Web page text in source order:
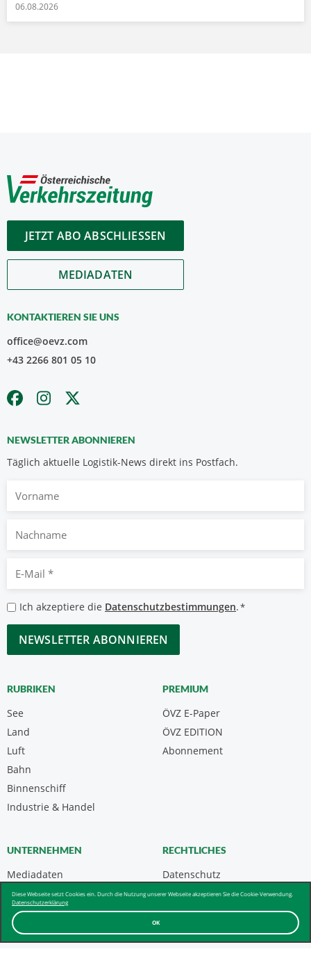
OK
Diese Webseite setzt Cookies ein. Durch die Nutzung unserer Webseite akzeptieren Sie die Cookie-Verwendung.
Datenschutzerklärung
06.08.2026
JETZT ABO ABSCHLIESSEN
MEDIADATEN
KONTAKTIEREN SIE UNS
office@oevz.com
+43 2266 801 05 10
NEWSLETTER ABONNIEREN
Täglich aktuelle Logistik-News direkt ins Postfach.
Nachname
Mail
*
Datenschutzbestimmungen
*
Ich akzeptiere die Datenschutzbestimmungen.*
CAPTCHA
RUBRIKEN
See
Land
Luft
Bahn
Binnenschiff
Industrie & Handel
PREMIUM
ÖVZ E-Paper
Abonnement
ÖVZ EDITION
UNTERNEHMEN
Mediadaten
Kontakt
Über uns & AGB
RECHTLICHES
Datenschutz
Impressum